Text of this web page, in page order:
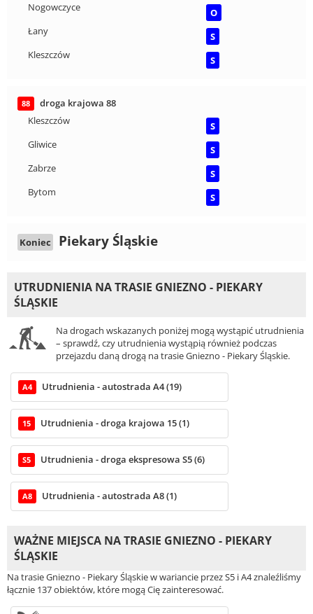
Nogowczyce
O
Łany
S
Kleszczów
S
88
droga krajowa 88
Kleszczów
S
Gliwice
S
Zabrze
S
Bytom
S
Koniec Piekary Śląskie
UTRUDNIENIA NA TRASIE GNIEZNO - PIEKARY
ŚLĄSKIE
Na drogach wskazanych poniżej mogą wystąpić utrudnienia
– sprawdź, czy utrudnienia wystąpią również podczas
przejazdu daną drogą na trasie Gniezno - Piekary Śląskie.
A4 Utrudnienia - autostrada A4 (19)
15 Utrudnienia - droga krajowa 15 (1)
S5 Utrudnienia - droga ekspresowa S5 (6)
A8 Utrudnienia - autostrada A8 (1)
WAŻNE MIEJSCA NA TRASIE GNIEZNO - PIEKARY
ŚLĄSKIE
Na trasie Gniezno - Piekary Śląskie w wariancie przez S5 i A4 znaleźliśmy
łącznie 137 obiektów, które mogą Cię zainteresować.